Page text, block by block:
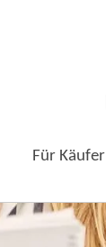
Für Käufer